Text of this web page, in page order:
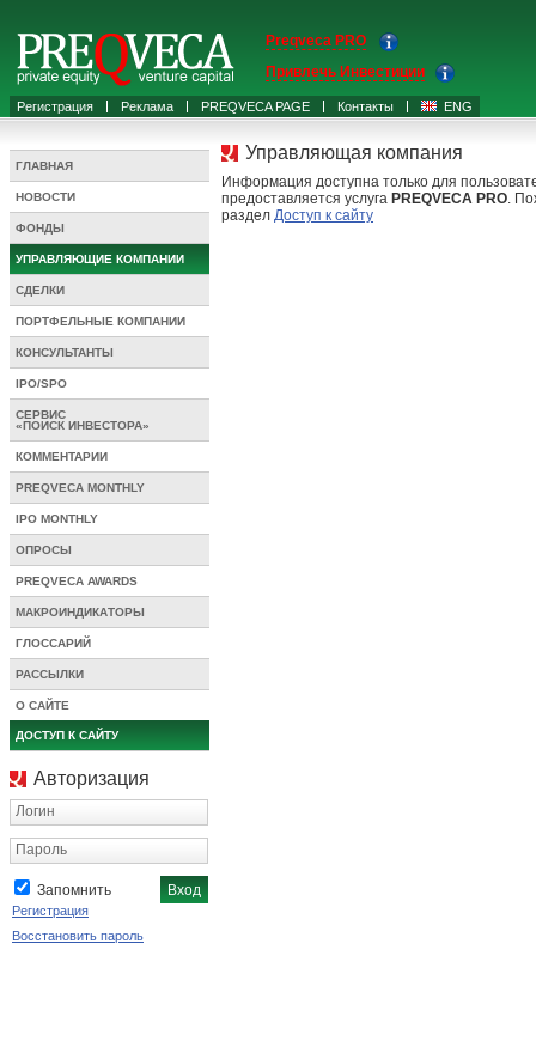
Регистрация Реклама PREQVECA PAGE Контакты ENG
Preqveca PRO
Привлечь Инвестиции
ГЛАВНАЯ
НОВОСТИ
ФОНДЫ
УПРАВЛЯЮЩИЕ КОМПАНИИ
СДЕЛКИ
ПОРТФЕЛЬНЫЕ КОМПАНИИ
КОНСУЛЬТАНТЫ
IPO/SPO
СЕРВИС
«ПОИСК ИНВЕСТОРА»
КОММЕНТАРИИ
PREQVECA MONTHLY
IPO MONTHLY
ОПРОСЫ
PREQVECA AWARDS
МАКРОИНДИКАТОРЫ
ГЛОССАРИЙ
РАССЫЛКИ
О САЙТЕ
ДОСТУП К САЙТУ
Авторизация
Логин
Пароль
Запомнить
Регистрация
Восстановить пароль
Управляющая компания
Информация доступна только для
предоставляется услуга PREQVECA PRO.
раздел Доступ к сайту